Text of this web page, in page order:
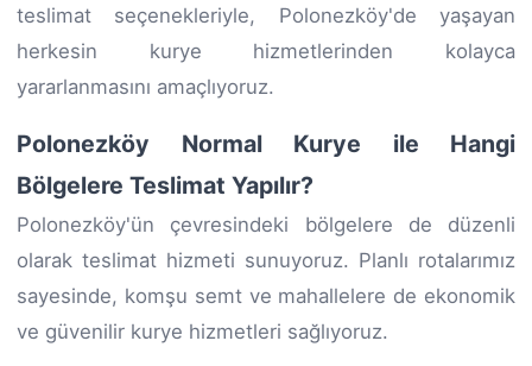
teslimat seçenekleriyle, Polonezköy'de yaşayan
herkesin kurye hizmetlerinden kolayca
yararlanmasını amaçlıyoruz.
Polonezköy Normal Kurye ile Hangi
Bölgelere Teslimat Yapılır?
Polonezköy'ün çevresindeki bölgelere de düzenli
olarak teslimat hizmeti sunuyoruz. Planlı rotalarımız
sayesinde, komşu semt ve mahallelere de ekonomik
ve güvenilir kurye hizmetleri sağlıyoruz.